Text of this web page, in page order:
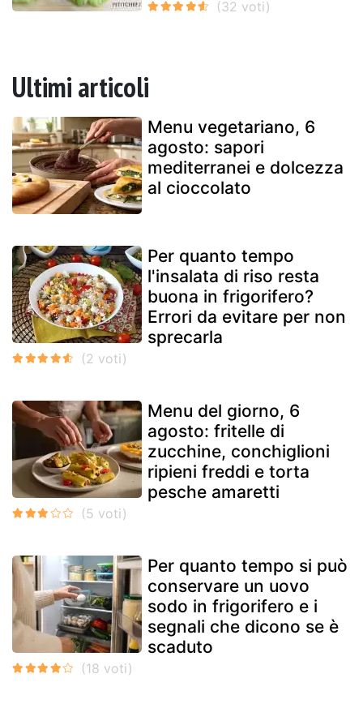
Ultimi articoli
Menu vegetariano, 6
agosto: sapori
mediterranei e dolcezza
al cioccolato
Per quanto tempo
l'insalata di riso resta
buona in frigorifero?
Errori da evitare per non
sprecarla
Menu del giorno, 6
agosto: fritelle di
zucchine, conchiglioni
ripieni freddi e torta
pesche amaretti
Per quanto tempo si può
conservare un uovo
sodo in frigorifero e i
segnali che dicono se è
scaduto